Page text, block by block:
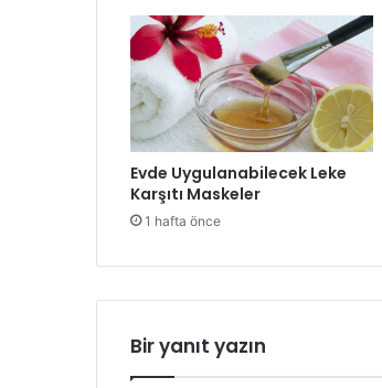
Evde Uygulanabilecek Leke
Karşıtı Maskeler
1 hafta önce
Bir yanıt yazın